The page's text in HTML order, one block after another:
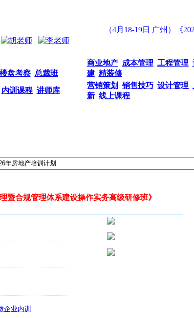
（4月18-19日 广州）《
楼盘考察 总裁班
商业地产 成本管理 工程管理
建 精装修
内训课程 讲师库
营销策划 销售技巧 设计管理
新 线上课程
暨合规管理体系建设操作实务高级研修班》